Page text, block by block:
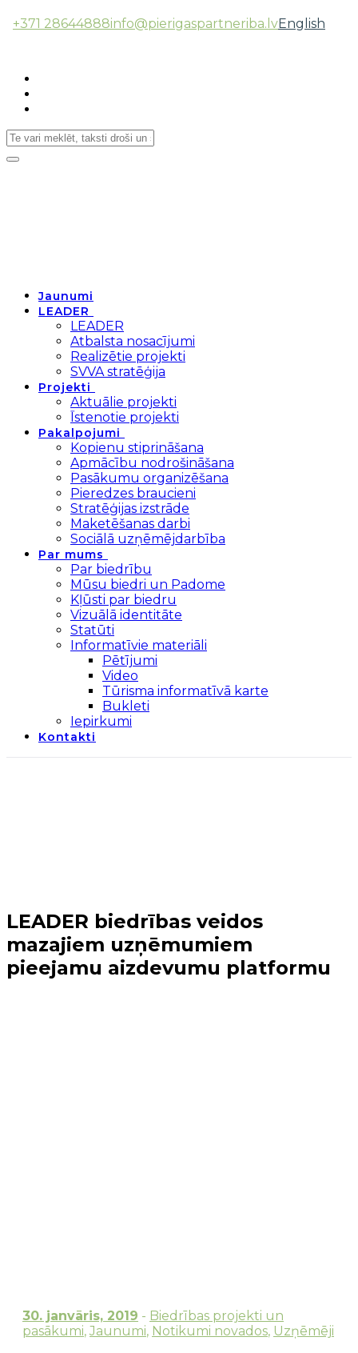
+371 28644888info@pierigaspartneriba.lvEnglish
Toggle
Jaunumi
LEADER
LEADER
Atbalsta nosacījumi
Realizētie projekti
SVVA stratēģija
Projekti
Aktuālie projekti
Īstenotie projekti
Pakalpojumi
Kopienu stiprināšana
Apmācību nodrošināšana
Pasākumu organizēšana
Pieredzes braucieni
Stratēģijas izstrāde
Maketēšanas darbi
Sociālā uzņēmējdarbība
Par mums
Par biedrību
Mūsu biedri un Padome
Kļūsti par biedru
Vizuālā identitāte
Statūti
Informatīvie materiāli
Pētījumi
Video
Tūrisma informatīvā karte
Bukleti
Iepirkumi
Kontakti
LEADER biedrības veidos
mazajiem uzņēmumiem
pieejamu aizdevumu platformu
30. janvāris, 2019 - Biedrības projekti un
pasākumi, Jaunumi, Notikumi novados, Uzņēmēji